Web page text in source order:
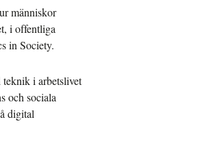
människor
i offentliga
in Society.
teknik i arbetslivet
och sociala
digital